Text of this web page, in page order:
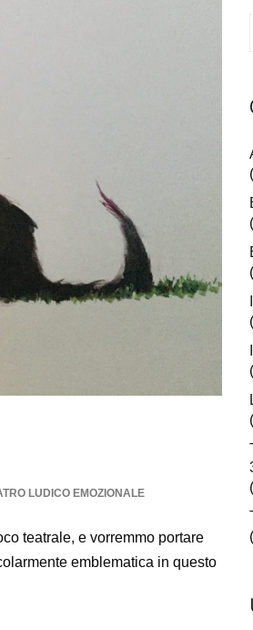
LUDICO EMOZIONALE
teatrale, e vorremmo portare
emblematica in questo